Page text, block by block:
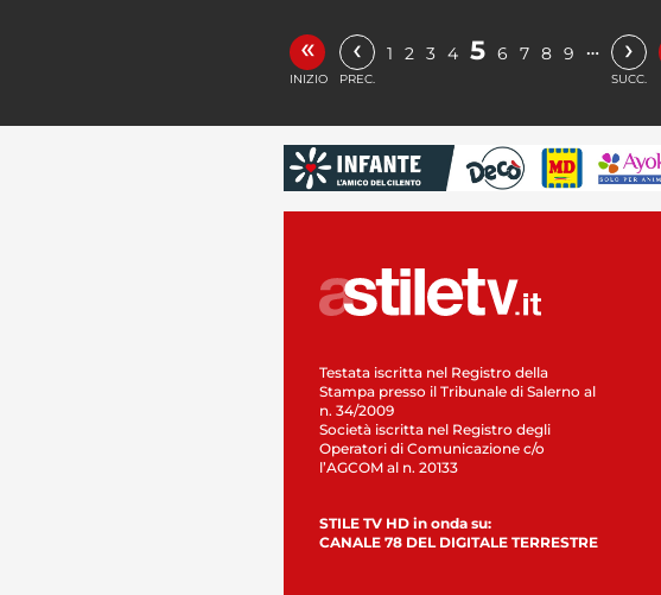
«
INIZIO
‹
PREC.
1 2 3 4 5 6 7 8 9 … ›
SUCC.
Testata iscritta nel Registro della
Stampa presso il Tribunale di Salerno al
n. 34/2009
Società iscritta nel Registro degli
Operatori di Comunicazione c/o
l’AGCOM al n. 20133
STILE TV HD in onda su:
CANALE 78 DEL DIGITALE TERRESTRE